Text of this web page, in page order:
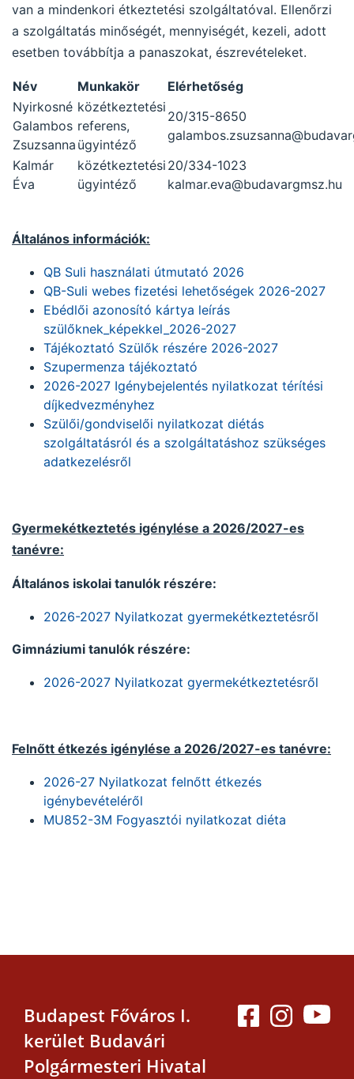
van a mindenkori étkeztetési szolgáltatóval. Ellenőrzi
a szolgáltatás minőségét, mennyiségét, kezeli, adott
esetben továbbítja a panaszokat, észrevételeket.
Név Munkakör
Elérhetőség
Nyirkosné
Galambos
Zsuzsanna
közétkeztetési
referens,
ügyintéző
20/315-8650
Kalmár
Éva
közétkeztetési
ügyintéző
20/334-1023
kalmar.eva@budavargmsz.hu
Általános információk:
QB Suli használati útmutató 2026
QB-Suli webes fizetési lehetőségek 2026-2027
Ebédlői azonosító kártya leírás
szülőknek_képekkel_2026-2027
Tájékoztató Szülők részére 2026-2027
Szupermenza tájékoztató
2026-2027 Igénybejelentés nyilatkozat térítési
díjkedvezményhez
Szülői/gondviselői nyilatkozat diétás
szolgáltatásról és a szolgáltatáshoz szükséges
adatkezelésről
Gyermekétkeztetés igénylése a 2026/2027-es
tanévre:
Általános iskolai tanulók részére:
2026-2027 Nyilatkozat gyermekétkeztetésről
Gimnáziumi tanulók részére:
2026-2027 Nyilatkozat gyermekétkeztetésről
Felnőtt étkezés igénylése a 2026/2027-es tanévre:
2026-27 Nyilatkozat felnőtt étkezés
igénybevételéről
MU852-3M Fogyasztói nyilatkozat diéta
Budapest Főváros I.
kerület Budavári
Polgármesteri Hivatal